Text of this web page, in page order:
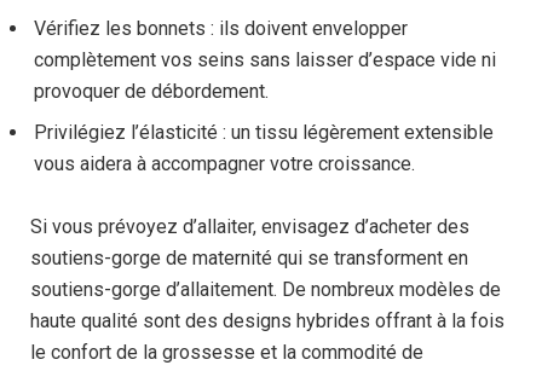
Vérifiez les bonnets : ils doivent envelopper
complètement vos seins sans laisser d’espace vide ni
provoquer de débordement.
Privilégiez l’élasticité : un tissu légèrement extensible
vous aidera à accompagner votre croissance.
Si vous prévoyez d’allaiter, envisagez d’acheter des
soutiens-gorge de maternité qui se transforment en
soutiens-gorge d’allaitement. De nombreux modèles de
haute qualité sont des designs hybrides offrant à la fois
le confort de la grossesse et la commodité de